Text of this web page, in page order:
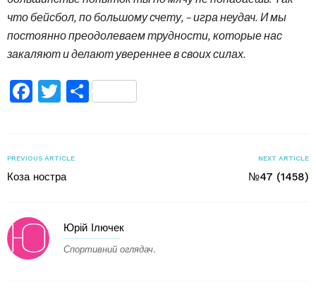
что бейсбол, по большому счету, – игра неудач. И мы
постоянно преодолеваем трудности, которые нас
закаляют и делают увереннее в своих силах.
Facebook
TwitterПоділитися
PREVIOUS ARTICLE
Коза ностра
NEXT ARTICLE
№47 (1458)
Юрій Ілючек
Спортивний оглядач.